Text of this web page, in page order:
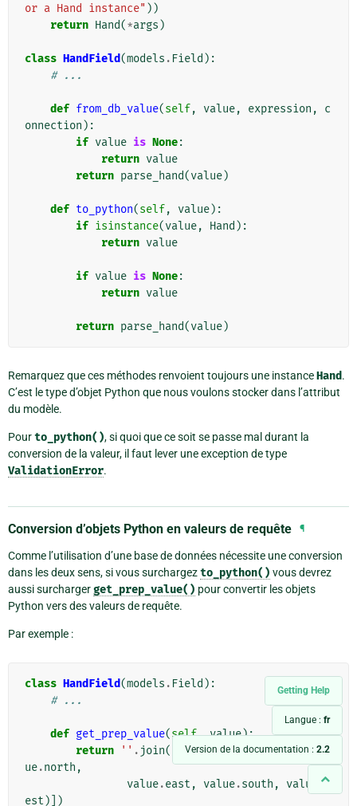
Getting Help
Langue : fr
Version de la documentation : 2.2
or a Hand instance" ))
return Hand(*args )
class HandField(models . Field ):
# ...
def from_db_value(self, value, expression ,
c
onnection ):
if value is None:
return value
return parse_hand(value)
def to_python(self, value):
if isinstance(value, Hand ):
return value
if value is None:
return value
return parse_hand(value)
Remarquez que ces méthodes renvoient toujours une instanceHand.
C’est le type d’objet Python que nous voulons stocker dans l’attribut
du modèle.
Pourto_python(), si quoi que ce soit se passe mal durant la
conversion de la valeur, il faut lever une exception de type
ValidationError.
Conversion d’objets Python en valeurs de requête ¶
Comme l’utilisation d’une base de données nécessite une conversion
dans les deux sens, si vous surchargezto_python() vous devrez
aussi surchargerget_prep_value() pour convertir les objets
Python vers des valeurs de requête.
Par exemple :
class HandField(models . Field ):
# ...
def get_prep_value(self, value):
return
'' . join([ ''.join(l) for l in ( val
ue.north ,
value.east , value.south , value .w
est )])